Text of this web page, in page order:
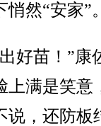
悄然“安家”
苗！”康
上满是笑意
说，还防板